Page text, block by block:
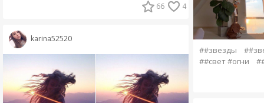
66 4
karina52520
##звезды
##свет #огни